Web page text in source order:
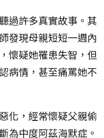
過許多真實故事。其
發現母親短短一週內
懷疑她罹患失智，但
病情，甚至痛罵她不
化，經常懷疑父親偷
為中度阿茲海默症。